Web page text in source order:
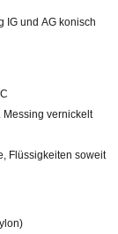
IG und AG konisch
Messing vernickelt
Flüssigkeiten soweit